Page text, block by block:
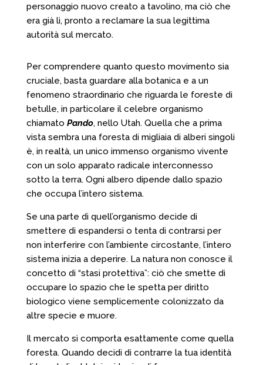
personaggio nuovo creato a tavolino, ma ciò che
era già lì, pronto a reclamare la sua legittima
autorità sul mercato.
Per comprendere quanto questo movimento sia
cruciale, basta guardare alla botanica e a un
fenomeno straordinario che riguarda le foreste di
betulle, in particolare il celebre organismo
chiamato Pando, nello Utah. Quella che a prima
vista sembra una foresta di migliaia di alberi singoli
è, in realtà, un unico immenso organismo vivente
con un solo apparato radicale interconnesso
sotto la terra. Ogni albero dipende dallo spazio
che occupa l’intero sistema.
Se una parte di quell’organismo decide di
smettere di espandersi o tenta di contrarsi per
non interferire con l’ambiente circostante, l’intero
sistema inizia a deperire. La natura non conosce il
concetto di “stasi protettiva”: ciò che smette di
occupare lo spazio che le spetta per diritto
biologico viene semplicemente colonizzato da
altre specie e muore.
Il mercato si comporta esattamente come quella
foresta. Quando decidi di contrarre la tua identità